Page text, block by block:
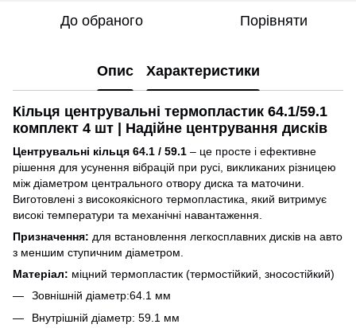
До обраного Порівняти
Опис Характеристики
Кільця центрувальні термопластик 64.1/59.1
комплект 4 шт | Надійне центрування дисків
Центрувальні кільця 64.1 / 59.1 – це просте і ефективне
рішення для усунення вібрацій при русі, викликаних різницею
між діаметром центрального отвору диска та маточини.
Виготовлені з високоякісного термопластика, який витримує
високі температури та механічні навантаження.
Призначення: для встановлення легкосплавних дисків на авто
з меншим ступичним діаметром.
Матеріал: міцний термопластик (термостійкий, зносостійкий)
Зовнішній діаметр:64.1 мм
Внутрішній діаметр: 59.1 мм